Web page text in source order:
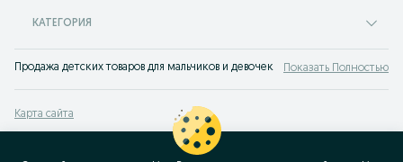
КАТЕГОРИЯ
Продажа детских товаров для мальчиков и девочек на доске объявлений
Показать Полностью
Карта сайта